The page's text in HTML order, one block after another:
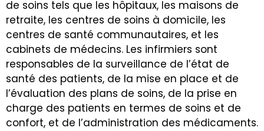
de soins tels que les hôpitaux, les maisons de
retraite, les centres de soins à domicile, les
centres de santé communautaires, et les
cabinets de médecins. Les infirmiers sont
responsables de la surveillance de l’état de
santé des patients, de la mise en place et de
l’évaluation des plans de soins, de la prise en
charge des patients en termes de soins et de
confort, et de l’administration des médicaments.